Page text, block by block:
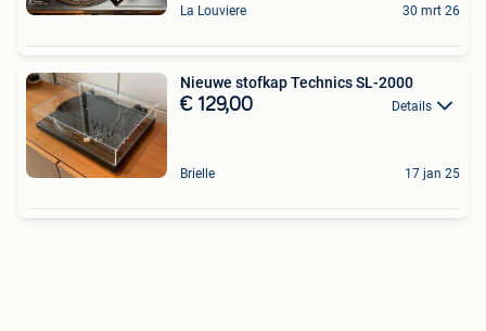
La Louviere 30 mrt 26
Nieuwe stofkap Technics SL-2000
€ 129,00 Details
Brielle 17 jan 25